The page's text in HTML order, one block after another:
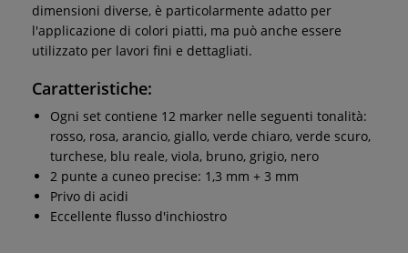
dimensioni diverse, è particolarmente adatto per
l'applicazione di colori piatti, ma può anche essere
utilizzato per lavori fini e dettagliati.
Caratteristiche:
Ogni set contiene 12 marker nelle seguenti tonalità:
rosso, rosa, arancio, giallo, verde chiaro, verde scuro,
turchese, blu reale, viola, bruno, grigio, nero
2 punte a cuneo precise: 1,3 mm + 3 mm
Privo di acidi
Eccellente flusso d'inchiostro